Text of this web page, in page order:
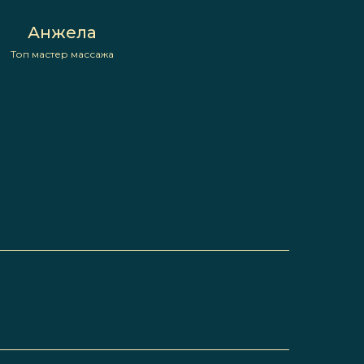
Анжела
Топ мастер массажа